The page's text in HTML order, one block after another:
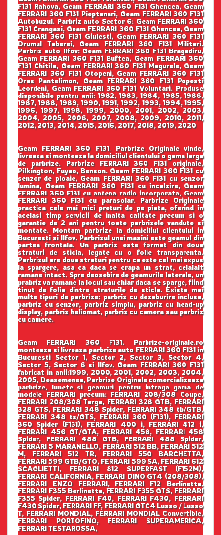
F131 Rahova, Geam FERRARI 360 F131 Ghencea, Geam
FERRARI 360 F131 Pieptanari, Geam FERRARI 360 F131
Autobuzul. Parbriz auto Sector 6: Geam FERRARI 360
F131 Crangasi, Geam FERRARI 360 F131 Ghencea, Geam
FERRARI 360 F131 Giulesti, Geam FERRARI 360 F131
Drumul Taberei, Geam FERRARI 360 F131 Militari.
Parbriz auto Ilfov: Geam FERRARI 360 F131 Bragadiru,
Geam FERRARI 360 F131 Buftea, Geam FERRARI 360
F131 Chitila, Geam FERRARI 360 F131 Magurele, Geam
FERRARI 360 F131 Otopeni, Geam FERRARI 360 F131
Oras Pantelimon, Geam FERRARI 360 F131 Popesti
Leordeni, Geam FERRARI 360 F131 Voluntari. Produse
disponibile pentru anii: 1982, 1983, 1984, 1985, 1986,
1987, 1988, 1989, 1990, 1991, 1992, 1993, 1994, 1995,
1996, 1997, 1998, 1999, 2000, 2001, 2002, 2003,
2004, 2005, 2006, 2007, 2008, 2009, 2010, 2011,
2012, 2013, 2014, 2015, 2016, 2017, 2018, 2019, 2020
Geam FERRARI 360 F131. Parbrize Originale vinde,
livreaza si monteaza la domiciliul clientului o gama larga
de parbrize. Parbrize FERRARI 360 F131 originale,
Pilkington, Fuyao, Benson. Geam FERRARI 360 F131 cu
senzor de ploaie, Geam FERRARI 360 F131 cu senzor
lumina, Geam FERRARI 360 F131 cu incalzire, Geam
FERRARI 360 F131 cu antena radio incorporata, Geam
FERRARI 360 F131 cu parasolar. Parbrize Originale
practica cele mai mici preturi de pe piata, oferind in
acelasi timp servicii de inalta calitate precum si o
garantie de 2 ani pentru toate parbrizele vandute si
montate. Montam parbrize la domiciliul clientului in
Bucuresti si Ilfov. Parbrizul unei masini este geamul din
partea frontala. Un parbriz este format din doua
straturi de sticla, legate cu o folie transparenta.
Parbrizul are doua straturi pentru ca este cel mai expus
la spargere, asa ca daca se crapa un strat, celalalt
ramane intact. Spre deosebire de geamurile laterale, un
prabriz va ramane la locul sau chiar daca se sparge, fiind
tinut de folia dintre straturile de sticla. Exista mai
multe tipuri de parbrize: parbriz cu dezaburire inclusa,
parbriz cu senzor, parbriz simplu, parbriz cu head-up
display, parbriz heliomat, parbriz cu camera sau parbriz
cu camere.
Geam FERRARI 360 F131. Parbrize-originale.ro
monteaza si livreaza parbrize auto FERRARI 360 F131 in
Bucuresti Sector 1, Sector 2, Sector 3, Sector 4,
Sector 5, Sector 6 si Ilfov. Geam FERRARI 360 F131
fabricat in anii:1999, 2000, 2001, 2002, 2003, 2004,
2005, Deasemenea, Parbrize Originale comercializeaza
parbrize, lunete si geamuri pentru intraga gama de
modele FERRARI precum: FERRARI 208/308 Coupe,
FERRARI 208/308 Targa, FERRARI 328 GTB, FERRARI
328 GTS, FERRARI 348 Spider, FERRARI 348 tb/GTB,
FERRARI 348 ts/GTS, FERRARI 360 (F131), FERRARI
360 Spider (F131), FERRARI 400 i, FERRARI 412 i,
FERRARI 456 GT/GTA, FERRARI 458, FERRARI 458
Spider, FERRARI 488 GTB, FERRARI 488 Spider,
FERRARI 5 MARANELLO, FERRARI 512 BB, FERRARI 512
M, FERRARI 512 TR, FERRARI 550 BARCHETTA,
FERRARI 599 GTB/GTO, FERRARI 599 SA, FERRARI 612
SCAGLIETTI, FERRARI 812 SUPERFAST (F152M),
FERRARI CALIFORNIA, FERRARI DINO GT4 (208/308),
FERRARI ENZO FERRARI, FERRARI F12 Berlinetta,
FERRARI F355 Berlinetta, FERRARI F355 GTS, FERRARI
F355 Spider, FERRARI F40, FERRARI F430, FERRARI
F430 Spider, FERRARI FF, FERRARI GTC4 Lusso / Lusso
T, FERRARI MONDIAL, FERRARI MONDIAL Convertible,
FERRARI PORTOFINO, FERRARI SUPERAMERICA,
FERRARI TESTAROSSA,